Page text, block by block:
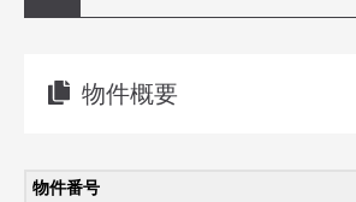
物件概要
物件番号